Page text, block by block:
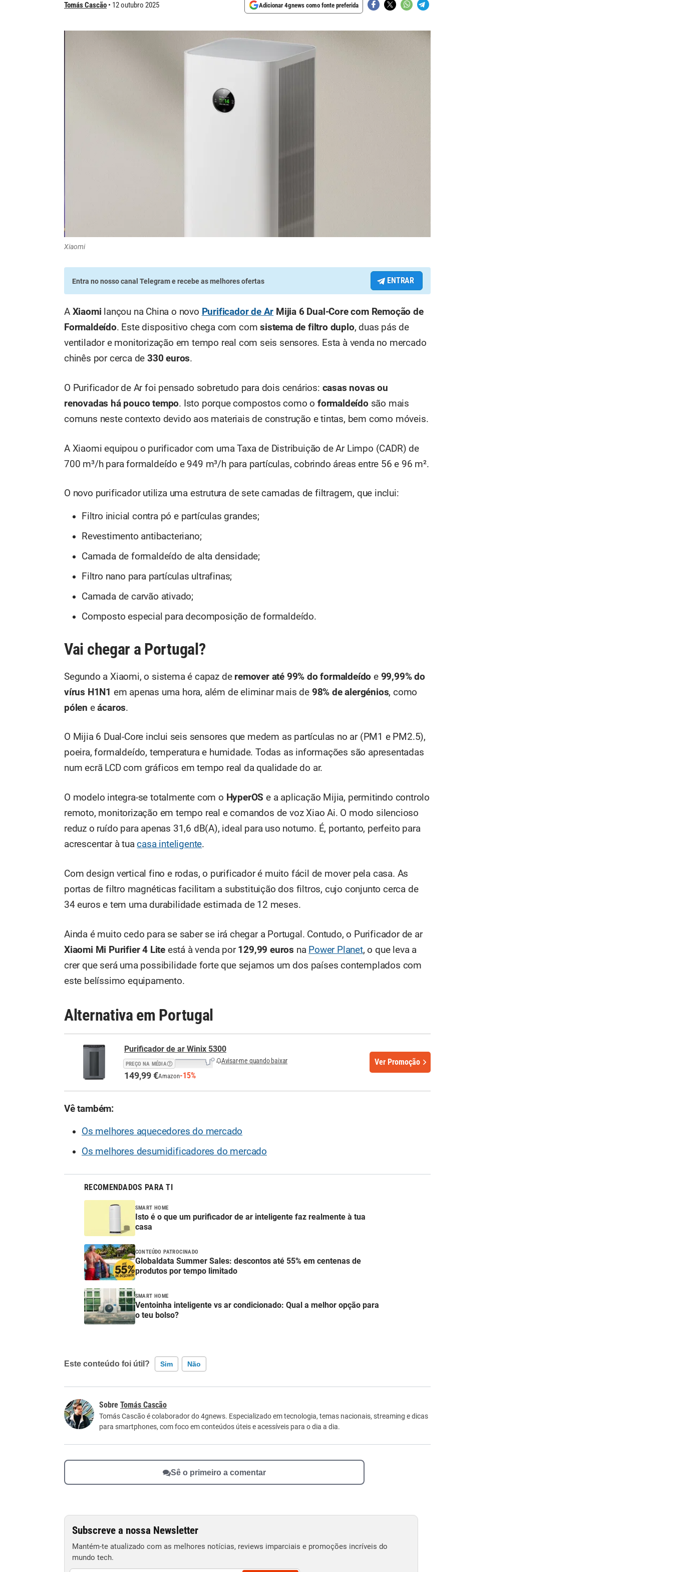
Tomás Cascão 12 outubro 2025 Adicionar 4gnews como fonte preferida
Xiaomi
Entra no nosso canal Telegrame recebe as melhores ofertas ENTRAR
A Xiaomi lançou na China o novo Purificador de Ar Mijia 6 Dual-Core com Remoção de
Formaldeído. Este dispositivo chega com comsistema de filtro duplo, duas pás de
ventilador e monitorização em tempo real com seis sensores. Esta à venda no mercado
chinês por cerca de330 euros.
O Purificador de Ar foi pensado sobretudo para dois cenários: casas novas ou
renovadas há pouco tempo. Isto porque compostos como oformaldeído são mais
comuns neste contexto devido aos materiais de construção e tintas, bem como móveis.
A Xiaomi equipou o purificador com uma Taxa de Distribuição de Ar Limpo (CADR) de
700 m³/h para formaldeído e 949 m³/h para partículas, cobrindo áreas entre 56 e 96 m².
O novo purificador utiliza uma estrutura de sete camadas de filtragem, que inclui:
Filtro inicial contra pó e partículas grandes;
Revestimento antibacteriano;
Camada de formaldeído de alta densidade;
Filtro nano para partículas ultrafinas;
Camada de carvão ativado;
Composto especial para decomposição de formaldeído.
Vai chegar a Portugal?
Segundo a Xiaomi, o sistema é capaz de remover até 99% do formaldeído e 99,99% do
vírus H1N1 em apenas uma hora, além de eliminar mais de 98% de alergénios, como
pólen eácaros.
O Mijia 6 Dual-Core inclui seis sensores que medem as partículas no ar (PM1 e PM2.5),
poeira, formaldeído, temperatura e humidade. Todas as informações são apresentadas
num ecrã LCD com gráficos em tempo real da qualidade do ar.
O modelo integra-se totalmente com o HyperOS e a aplicação Mijia, permitindo controlo
remoto, monitorização em tempo real e comandos de voz Xiao Ai. O modo silencioso
reduz o ruído para apenas 31,6 dB(A), ideal para uso noturno. É, portanto, perfeito para
acrescentar à tuacasa inteligente.
Com design vertical fino e rodas, o purificador é muito fácil de mover pela casa. As
portas de filtro magnéticas facilitam a substituição dos filtros, cujo conjunto cerca de
34 euros e tem uma durabilidade estimada de 12 meses.
Ainda é muito cedo para se saber se irá chegar a Portugal. Contudo, o Purificador de ar
Xiaomi Mi Purifier 4 Lite está à venda por129,99 euros na Power Planet, o que leva a
crer que será uma possibilidade forte que sejamos um dos países contemplados com
este belíssimo equipamento.
Alternativa em Portugal
Purificador de ar Winix 5300
PREÇO NA MÉDIA Avisar-me quando baixar
149,99 €Amazon-15%
Ver Promoção
Vê também:
Os melhores aquecedores do mercado
Os melhores desumidificadores do mercado
RECOMENDADOS PARA TI
SMART HOME
Isto é o que um purificador de ar inteligente faz realmente à tua
casa
CONTEÚDO PATROCINADO
Globaldata Summer Sales: descontos até 55% em centenas de
produtos por tempo limitado
SMART HOME
Ventoinha inteligente vs ar condicionado: Qual a melhor opção para
o teu bolso?
Este conteúdo foi útil? Sim Não
Este conteúdo não tem a informação que procuro
Tomás Cascão
Tomás Cascão é colaborador do 4gnews. Especializado em tecnologia, temas nacionais, streaming e dicas
para smartphones, com foco em conteúdos úteis e acessíveis para o dia a dia.
Sê o primeiro a comentar
Subscreve a nossa Newsletter
Mantém-te atualizado com as melhores notícias, reviews imparciais e promoções incríveis do
mundo tech.